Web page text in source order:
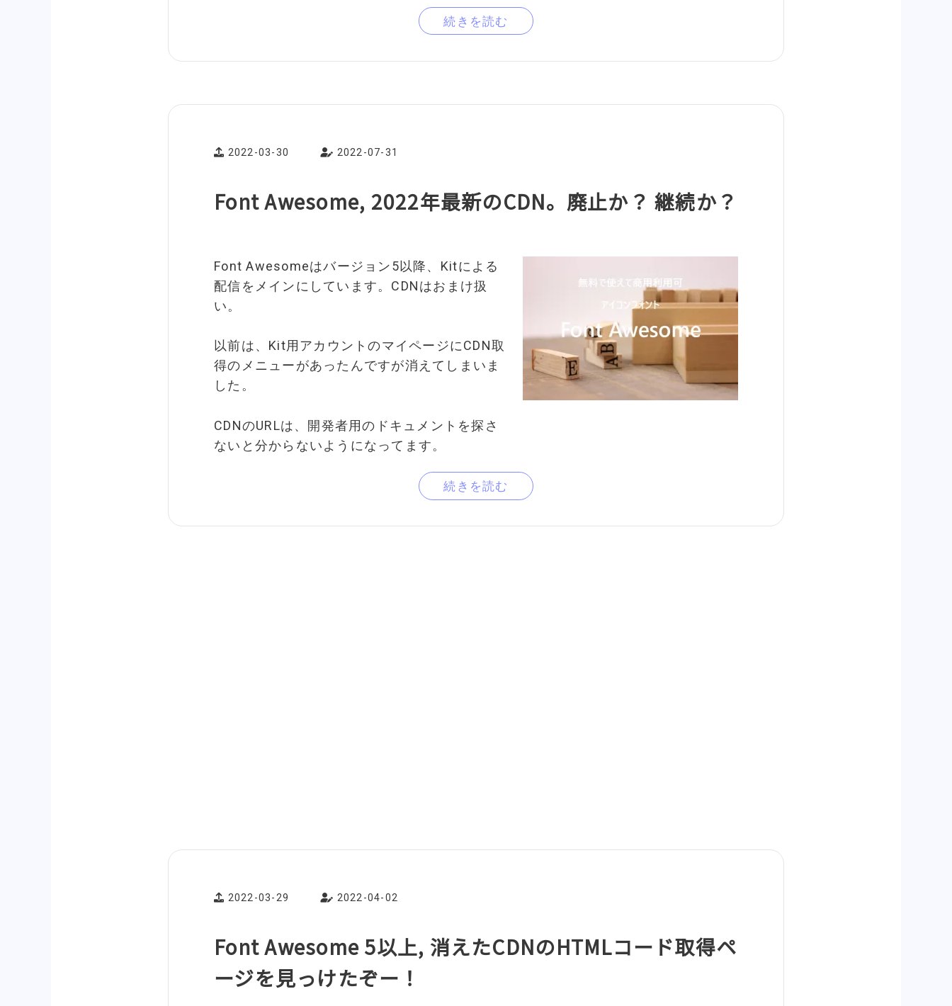
続きを読む
2022-03-30 2022-07-31
Font Awesome, 2022年最新のCDN。廃止か？ 継続か？
Font Awesomeはバージョン5以降、Kitによる
配信をメインにしています。CDNはおまけ扱
い。
以前は、Kit用アカウントのマイページにCDN取
得のメニューがあったんですが消えてしまいま
した。
CDNのURLは、開発者用のドキュメントを探さ
ないと分からないようになってます。
続きを読む
2022-03-29 2022-04-02
Font Awesome 5以上, 消えたCDNのHTMLコード取得ペ
ージを見っけたぞー！